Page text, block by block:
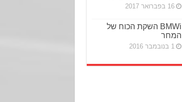
16 בפברואר 2017
BMWi השקת הכוח של
המחר
1 בנובמבר 2016